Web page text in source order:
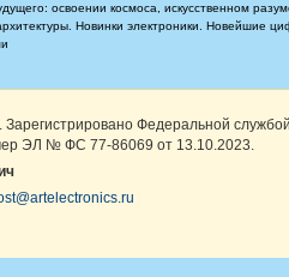
освоении космоса, искусственном
Новинки электроники. Новейшие
. Зарегистрировано Федеральной
ЭЛ № ФС 77-86069 от 13.10.2023.